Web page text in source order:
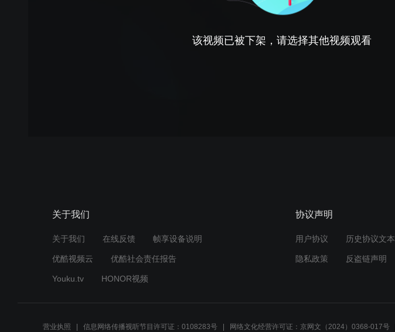
该视频已被下架，请选择其他视频观看
关于我们
关于我们 在线反馈 帧享设备说明
优酷视频云 优酷社会责任报告
Youku.tv HONOR视频
协议声明
用户协议 历史协议文本
隐私政策 反盗链声明
营业执照 信息网络传播视听节目许可证：0108283号 网络文化经营许可证：京网文（2024）0368-017号